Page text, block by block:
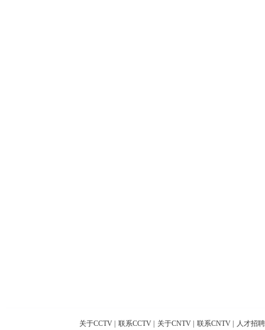
关于CCTV 联系CCTV 关于CNTV 联系CNTV 人才招聘